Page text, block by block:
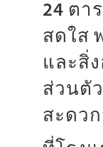
24 ตา
สดใส
และสิ่
ส่วนตั
สะดว